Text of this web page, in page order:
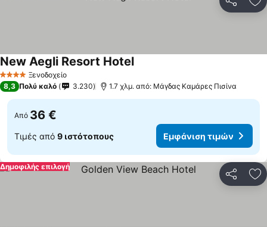
4 ΑστέριαΞενοδοχείο
New Aegli Resort HotelΕμφάνιση τιμών
8,3 Πολύ καλό 3.230 1.7 χλμ. από: Μάγδας Καμάρες Πισίνα
Από 36 €
Τιμές από 9 ιστότοπους Εμφάνιση τιμών
Δημοφιλής επιλογή